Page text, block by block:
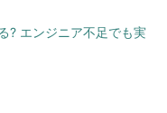
? エンジニア不足でも実